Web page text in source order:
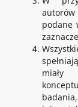
autorów
podane